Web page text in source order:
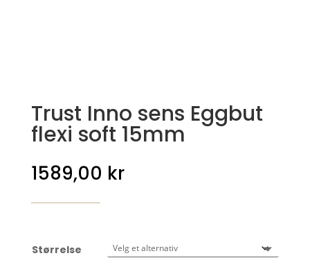
Trust Inno sens Eggbut
flexi soft 15mm
1589,00 kr
Størrelse